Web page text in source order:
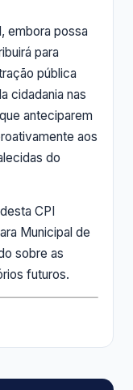
embora possa
para
pública
cidadania nas
anteciparem
aos
do
CPI
Municipal de
sobre as
futuros.